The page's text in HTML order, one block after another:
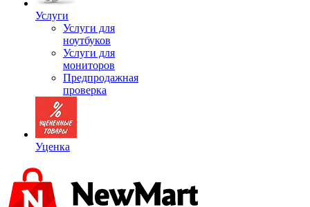
Услуги
Услуги для
ноутбуков
Услуги для
мониторов
Предпродажная
проверка
Уценка